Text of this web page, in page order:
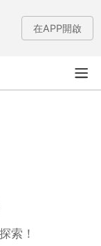
在APP開啟
索！